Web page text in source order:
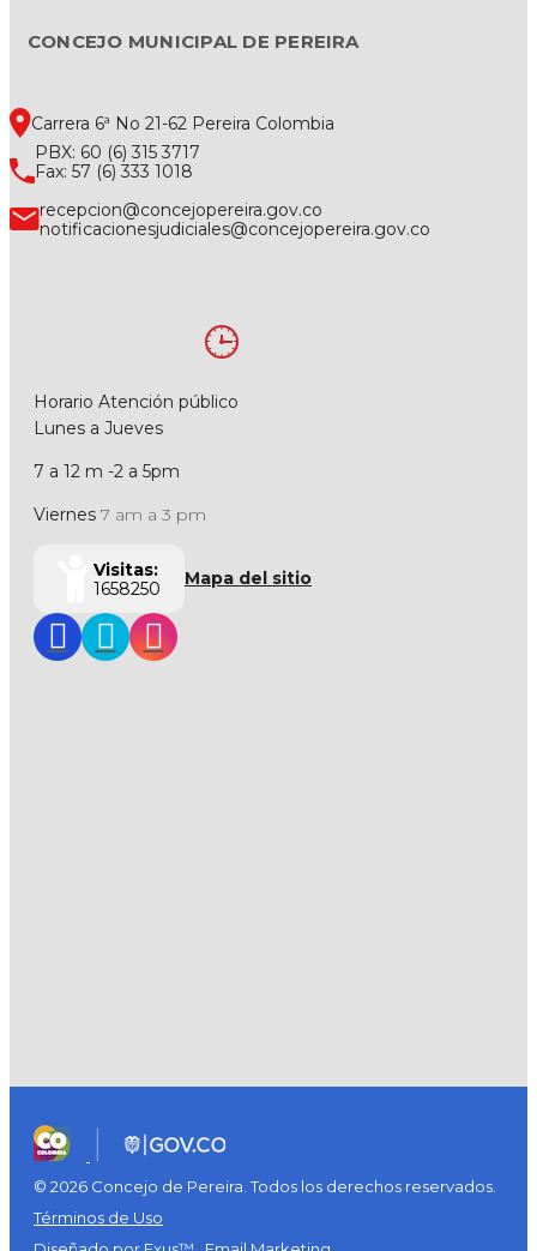
CONCEJO MUNICIPAL DE PEREIRA
Carrera 6ª No 21-62 Pereira Colombia
PBX: 60 (6) 315 3717
Fax: 57 (6) 333 1018
recepcion@concejopereira.gov.co
notificacionesjudiciales@concejopereira.gov.co
Horario Atención público
Lunes a Jueves
7 a 12 m -2 a 5pm
Viernes 7 am a 3 pm
Visitas:
1658250
Mapa del sitio
© 2026 Concejo de Pereira. Todos los derechos reservados.
Términos de Uso